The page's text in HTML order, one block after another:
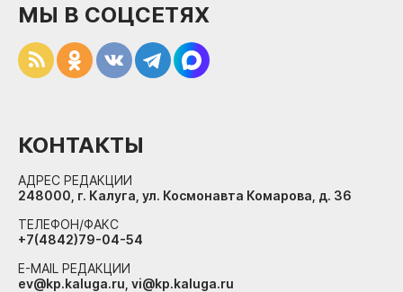
МЫ В СОЦСЕТЯХ
КОНТАКТЫ
АДРЕС РЕДАКЦИИ
248000, г. Калуга, ул. Космонавта Комарова, д. 36
ТЕЛЕФОН/ФАКС
+7(4842)79-04-54
E-MAIL РЕДАКЦИИ
ev@kp.kaluga.ru, vi@kp.kaluga.ru